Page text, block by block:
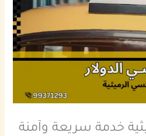
خدمة سريعة وآمنة